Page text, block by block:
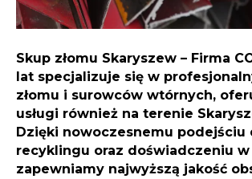
Skup złomu Skaryszew – Firma
lat specjalizuje się w
złomu i surowców wtórnych,
usługi również na terenie
Dzięki nowoczesnemu podejściu
recyklingu oraz doświadczeniu w
zapewniamy najwyższą jakość